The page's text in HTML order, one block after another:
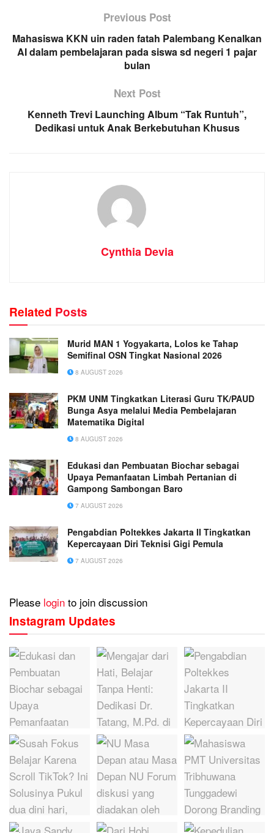
Previous Post
Mahasiswa KKN uin raden fatah Palembang Kenalkan
AI dalam pembelajaran pada siswa sd negeri 1 pajar
bulan
Next Post
Kenneth Trevi Launching Album “Tak Runtuh”,
Dedikasi untuk Anak Berkebutuhan Khusus
Cynthia Devia
Related Posts
Murid MAN 1 Yogyakarta, Lolos ke Tahap
Semifinal OSN Tingkat Nasional 2026
8 AUGUST 2026
PKM UNM Tingkatkan Literasi Guru TK/PAUD
Bunga Asya melalui Media Pembelajaran
Matematika Digital
8 AUGUST 2026
Edukasi dan Pembuatan Biochar sebagai
Upaya Pemanfaatan Limbah Pertanian di
Gampong Sambongan Baro
7 AUGUST 2026
Pengabdian Poltekkes Jakarta II Tingkatkan
Kepercayaan Diri Teknisi Gigi Pemula
7 AUGUST 2026
Please login to join discussion
Instagram Updates